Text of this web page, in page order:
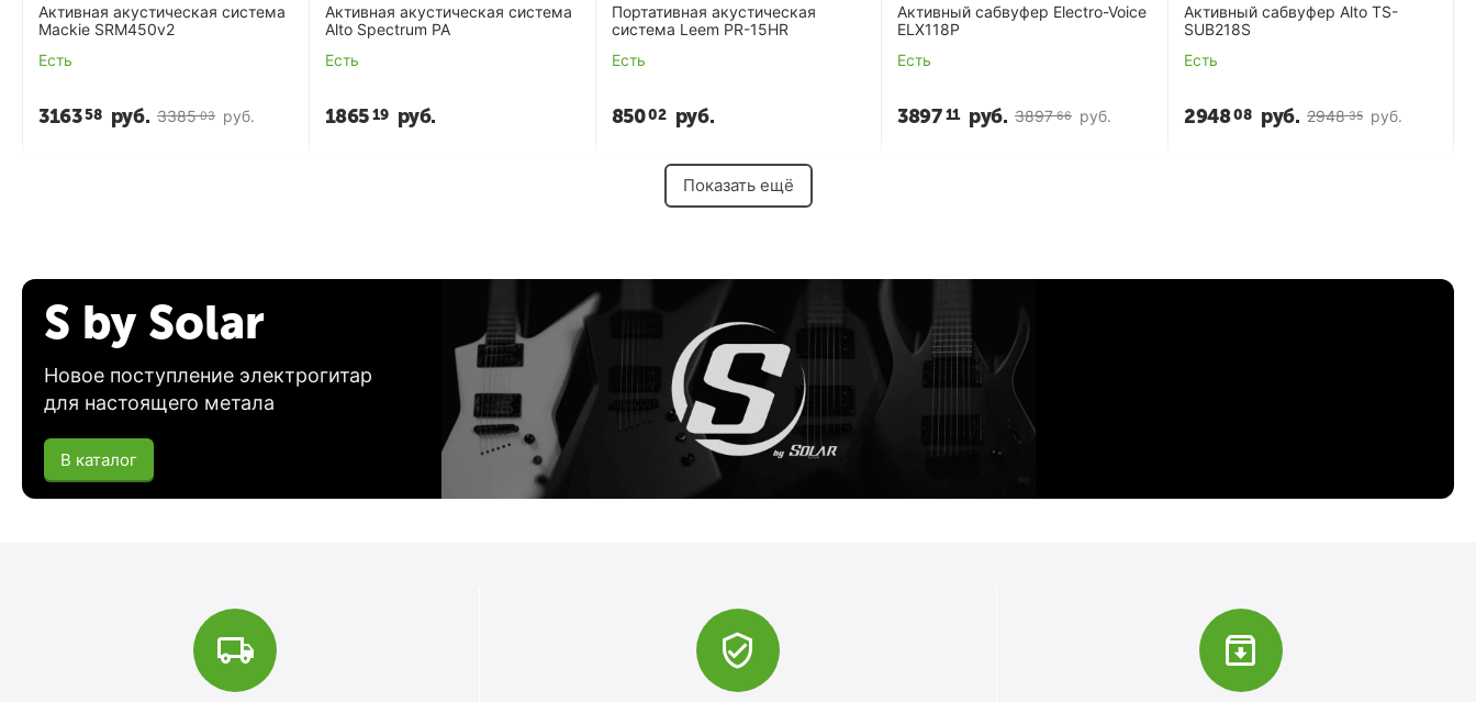
Активная акустическая система
Mackie SRM450v2
Есть
3385 03 руб.
316358 руб.
Активная акустическая система
Alto Spectrum PA
Есть
186519 руб.
Портативная акустическая
система Leem PR-15HR
Есть
85002 руб.
Активный сабвуфер Electro-Voice
ELX118P
Есть
3897 66 руб.
3897 11 руб.
Активный сабвуфер Alto TS-
SUB218S
Есть
2948 35 руб.
294808 руб.
Показать ещё
S by Solar
Новое поступление электрогитар
для настоящего метала
В каталог